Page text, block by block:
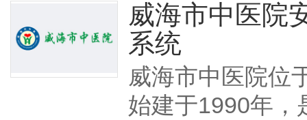
威海市中医院
系统
威海市中医院位
始建于1990年，